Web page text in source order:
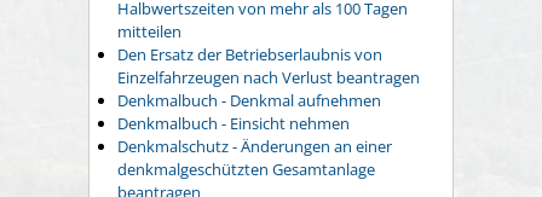
Halbwertszeiten von mehr als 100 Tagen
mitteilen
Den Ersatz der Betriebserlaubnis von
Einzelfahrzeugen nach Verlust beantragen
Denkmalbuch - Denkmal aufnehmen
Denkmalbuch - Einsicht nehmen
Denkmalschutz - Änderungen an einer
denkmalgeschützten Gesamtanlage
beantragen